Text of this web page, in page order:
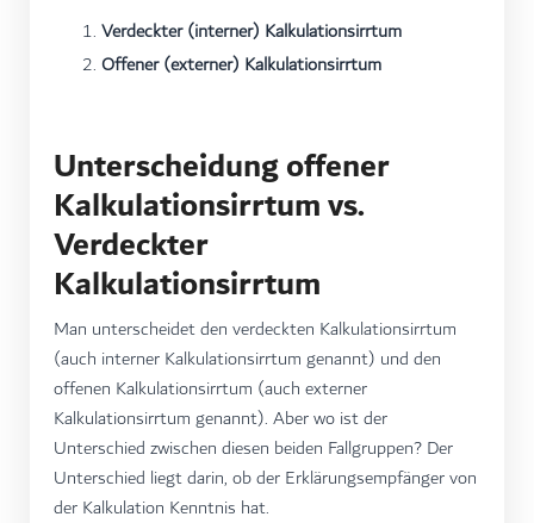
Verdeckter (interner) Kalkulationsirrtum
Offener (externer) Kalkulationsirrtum
Unterscheidung offener
Kalkulationsirrtum vs.
Verdeckter
Kalkulationsirrtum
Man unterscheidet den verdeckten Kalkulationsirrtum
(auch interner Kalkulationsirrtum genannt) und den
offenen Kalkulationsirrtum (auch externer
Kalkulationsirrtum genannt). Aber wo ist der
Unterschied zwischen diesen beiden Fallgruppen? Der
Unterschied liegt darin, ob der Erklärungsempfänger von
der Kalkulation Kenntnis hat.